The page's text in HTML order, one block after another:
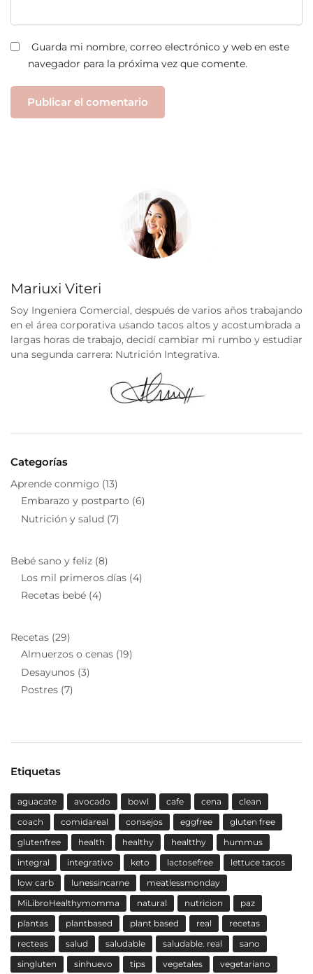
Guarda mi nombre, correo electrónico y web en este
navegador para la próxima vez que comente.
Mariuxi Viteri
Soy Ingeniera Comercial, después de varios años trabajando
en el área corporativa usando tacos altos y acostumbrada a
largas horas de trabajo, decidí cambiar mi rumbo y estudiar
una segunda carrera: Nutrición Integrativa.
Categorías
Aprende conmigo (13)
Embarazo y postparto (6)
Nutrición y salud (7)
Bebé sano y feliz (8)
Los mil primeros días (4)
Recetas bebé (4)
Recetas (29)
Almuerzos o cenas (19)
Desayunos (3)
Postres (7)
Etiquetas
aguacate avocado bowl cafe cena
clean
coach
comidareal consejos eggfree
gluten free
glutenfree
health healthy healtthy
hummus
integral
integrativo keto lactosefree
lettuce tacos
low carb
lunessincarne
meatlessmonday
MiLibroHealthymomma
natural nutricion
paz
plantas
plantbased plant based real
recetas
recteas
salud saludable saludable. real
sano
singluten
sinhuevo tips vegetales vegetariano